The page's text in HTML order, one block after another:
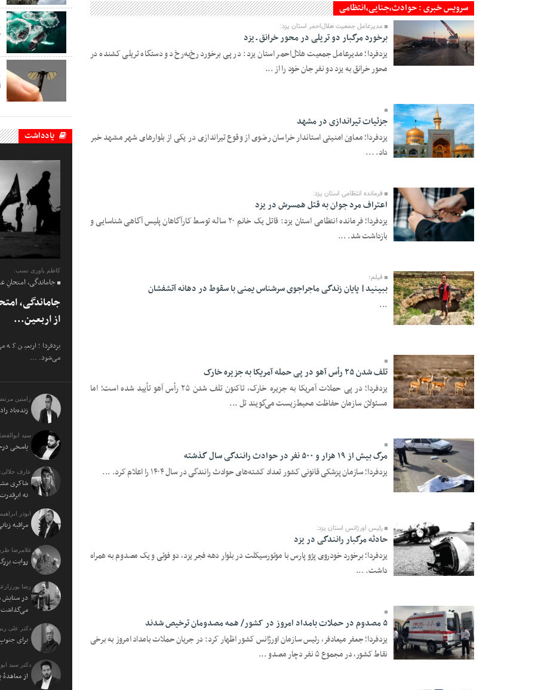
سرویس خبری : حوادث،جنایی،انتظامی
مدیرعامل جمعیت هلال‌احمر استان یزد:
برخورد مرگبار دو تریلی در محور خرانق ـ یزد
یزدفردا؛ مدیرعامل جمعیت هلال‌احمر استان یزد: در پی برخورد رخ‌به‌رخ دو دستگاه تریلی کشنده در
محور خرانق به یزد دو نفر جان خود را از ...
19 Tir 1405 - 03:51
جزئیات تیراندازی در مشهد
یزدفردا؛ معاون امنیتی استاندار خراسان رضوی از وقوع تیراندازی در یکی از بلوارهای شهر مشهد خبر
داد. ...
30 Khordad 1405 -
فرمانده انتظامی استان یزد:
اعتراف مرد جوان به قتل همسرش در یزد
یزدفردا؛ فرمانده انتظامی استان یزد: قاتل یک خانم ۲۰ ساله توسط کارآگاهان پلیس آگاهی شناسایی و
بازداشت شد. ...
24 Khordad 1405 -
فیلم؛
ببینید| پایان زندگی ماجراجوی سرشناس یمنی با سقوط در دهانه آتشفشان
...
23 Khordad 1405 -
تلف شدن ۲۵ رأس آهو در پی حمله آمریکا به جزیره خارک
یزدفردا؛ در پی حملات آمریکا به جزیره خارک، تاکنون تلف شدن ۲۵ رأس آهو تأیید شده است؛ اما
مسئولان سازمان حفاظت محیط‌زیست می‌گویند تل ...
23 Khordad 1405 -
مرگ بیش از ۱۹ هزار و ۵۰۰ نفر در حوادث رانندگی سال گذشته
یزدفردا؛ سازمان پزشکی قانونی کشور تعداد کشته‌های حوادث رانندگی در سال ۱۴۰۴ را اعلام کرد. ...
23 Khordad 1405 -
رئیس اورژانس استان یزد:
حادثه مرگبار رانندگی در یزد
یزدفردا؛ برخورد خودروی پژو پارس با موتورسیکلت در بلوار دهه فجر یزد، دو فوتی و یک مصدوم به همراه
داشت. ...
21 Khordad 1405 -
۵ مصدوم در حملات بامداد امروز در کشور/ همه مصدومان ترخیص شدند
یزدفردا؛ جعفر میعادفر، رئیس سازمان اورژانس کشور اظهار کرد: در جریان حملات بامداد امروز به برخی
نقاط کشور، در مجموع ۵ نفر دچار مصدو ...
یادداشت
کاظم یاوری نسب:
جاماندگی،
جاماندگی،
از اربعین...
یزدفردا؛ اربعین که
می‌شود. ...
رامتین
زنده‌باد
سید
پاسخی
عارف جلالی:
شاکری
نه
ابوذر
مراقبه
غلامرضا
روایت
رضا
در
می‌گذاشت
دکتر علی
برای
دکتر سید
از معاهدهٔ